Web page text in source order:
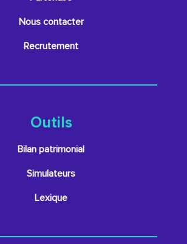
Nous contacter
Recrutement
Outils
Bilan patrimonial
Simulateurs
Lexique